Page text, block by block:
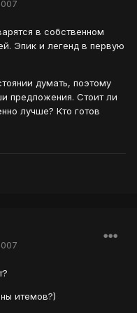
в собственном
Эпик и легенд в первую
думать, поэтому
предложения. Стоит ли
лучше? Кто готов
итемов?)